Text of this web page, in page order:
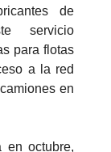
de
servicio
para flotas
a la red
en
en octubre,